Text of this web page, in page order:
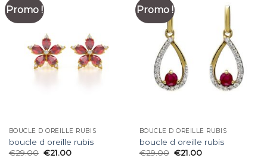
Promo !
BOUCLE D OREILLE RUBIS
boucle d oreille rubis
€29.00 €21.00
Promo !
BOUCLE D OREILLE RUBIS
boucle d oreille rubis
€29.00 €21.00